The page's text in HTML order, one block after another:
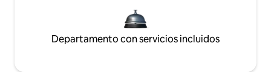
Departamento con servicios incluidos